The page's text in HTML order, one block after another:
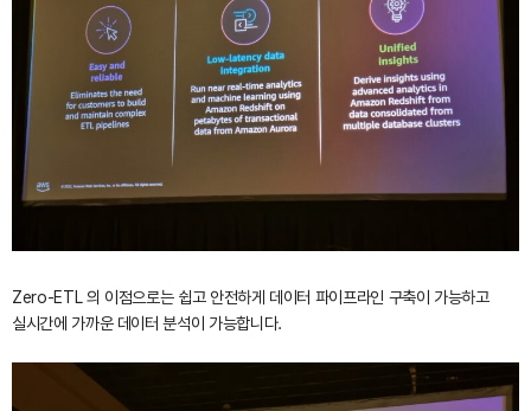
Zero-ETL 의 이점으로는 쉽고 안전하게 데이터 파이프라인 구축이 가능하고
실시간에 가까운 데이터 분석이 가능합니다.